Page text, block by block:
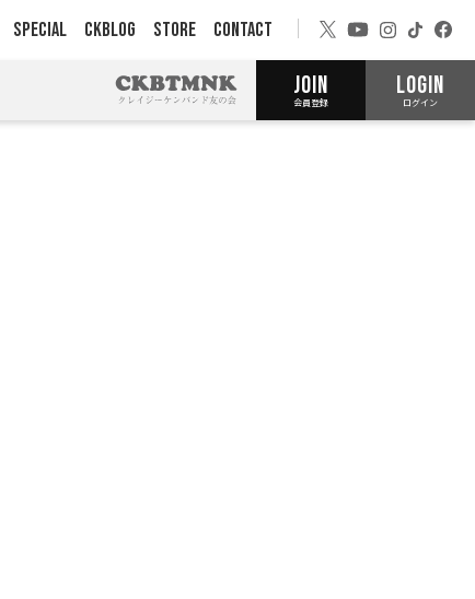
SPECIAL CKBLOG STORE CONTACT
JOIN
会員登録
LOGIN
ログイン